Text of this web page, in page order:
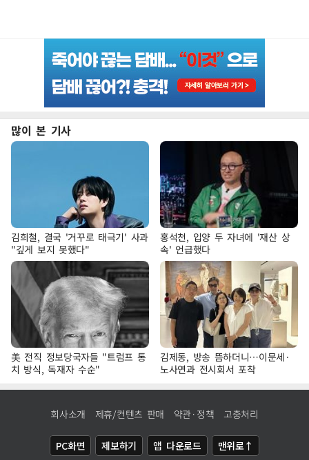
많이 본 기사
김희철, 결국 '거꾸로 태극기' 사과
"깊게 보지 못했다"
홍석천, 입양 두 자녀에 '재산 상
속' 언급했다
美 전직 정보당국자들 "트럼프 통
치 방식, 독재자 수순"
김제동, 방송 뜸하더니…이문세·
노사연과 전시회서 포착
회사소개 제휴/컨텐츠 판매 약관·정책 고충처리
PC화면 제보하기 앱 다운로드 맨위로↑